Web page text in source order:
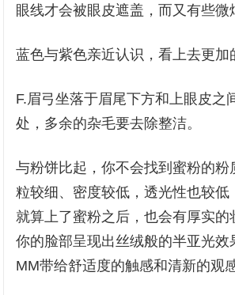
眼线才会被眼皮遮盖，而又有些微
蓝色与紫色亲近认识，看上去更加
F.眉弓坐落于眉尾下方和上眼皮之
处，多余的杂毛要去除整洁。
与粉饼比起，你不会找到蜜粉的粉
粒较细、密度较低，透光性也较低
就算上了蜜粉之后，也会有厚实的
你的脸部呈现出丝绒般的半亚光效
MM带给舒适度的触感和清新的观感